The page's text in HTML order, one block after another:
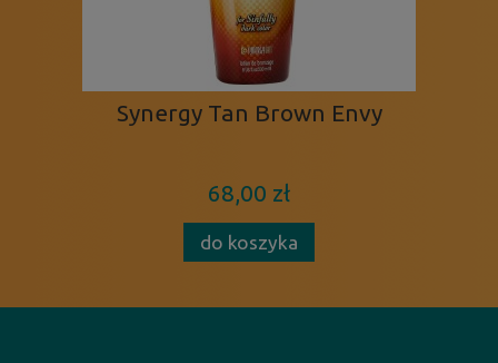
Synergy Tan Brown Envy
68,00 zł
do koszyka